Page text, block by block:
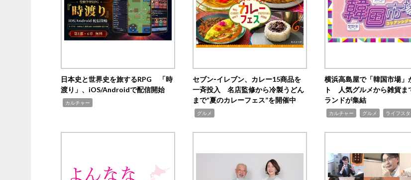
日本史と世界史を旅するRPG 「時
渡り」、iOS/Androidで配信開始
カルチャー
セブン‐イレブン、カレー15商品を
一斉投入 名店監修から冷製うどん
まで“夏のカレーフェス”を開催中
グルメ
横浜高島屋で「韓国市場」
ト 人気グルメから雑貨ま
ランドが集結
カルチャー グルメ ライフス